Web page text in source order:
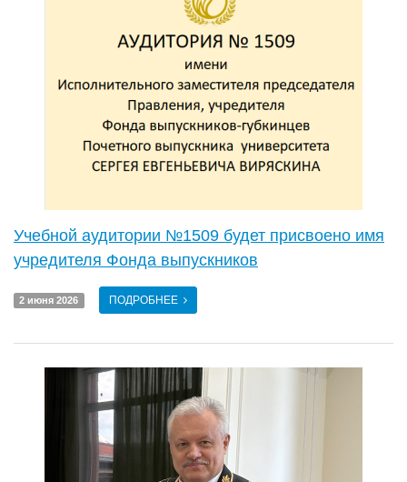
Учебной аудитории №1509 будет присвоено имя
учредителя Фонда выпускников
2 июня 2026 ПОДРОБНЕЕ